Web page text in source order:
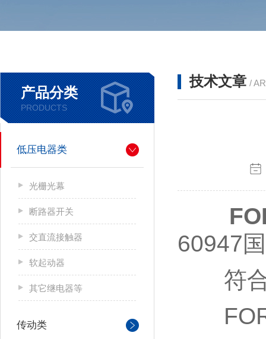
产品分类
PRODUCTS
低压电器类
光栅光幕
断路器开关
交直流接触器
软起动器
其它继电器等
传动类
技术文章 /
60947
符合